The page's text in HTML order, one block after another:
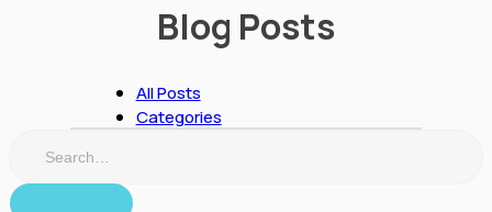
อยู่หน้าจอโฆษณาขนาดใหญ่
ประเภทนี้ แล้วรู้สึกว่า ทำไมภาพBlog Posts
All Posts
Categories